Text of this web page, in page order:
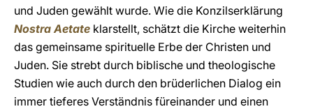
und Juden gewählt wurde. Wie die Konzilserklärung
Nostra Aetate klarstellt, schätzt die Kirche weiterhin
das gemeinsame spirituelle Erbe der Christen und
Juden. Sie strebt durch biblische und theologische
Studien wie auch durch den brüderlichen Dialog ein
immer tieferes Verständnis füreinander und einen